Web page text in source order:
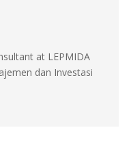
at LEPMIDA
dan Investasi